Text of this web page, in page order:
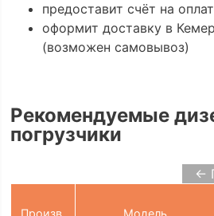
предоставит счёт на
оформит доставку в
(возможен самовывоз)
Рекомендуемые
погрузчики
←
Произв. Модель